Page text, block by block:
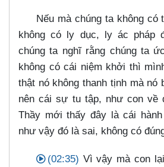
Nếu mà chúng ta không có
không có ly dục, ly ác pháp
chúng ta nghĩ rằng chúng ta
không có cái niệm khởi thì
thật nó không thanh tịnh mà nó
nên cái sự tu tập, như con về
Thầy mới thấy đây là cái
như vậy đó là sai, không có
(02:35) Vì vậy mà con